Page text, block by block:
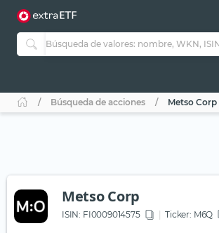
Búsqueda de acciones Metso Corp
Metso Corp
ISIN: FI0009014575 Ticker: M6Q